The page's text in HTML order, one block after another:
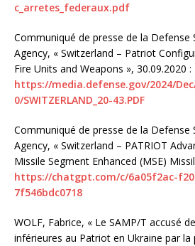
c_arretes_federaux.pdf
Communiqué de presse de la Defense
Agency, « Switzerland – Patriot
Fire Units and Weapons », 30.09.2020 :
https://media.defense.gov/2024/
0/SWITZERLAND_20-43.PDF
Communiqué de presse de la Defense
Agency, « Switzerland – PATRIOT
Missile Segment Enhanced (MSE)
https://chatgpt.com/c/6a05f2ac-
7f546bdc0718
WOLF, Fabrice, « Le SAMP/T accusé
inférieures au Patriot en Ukraine par la